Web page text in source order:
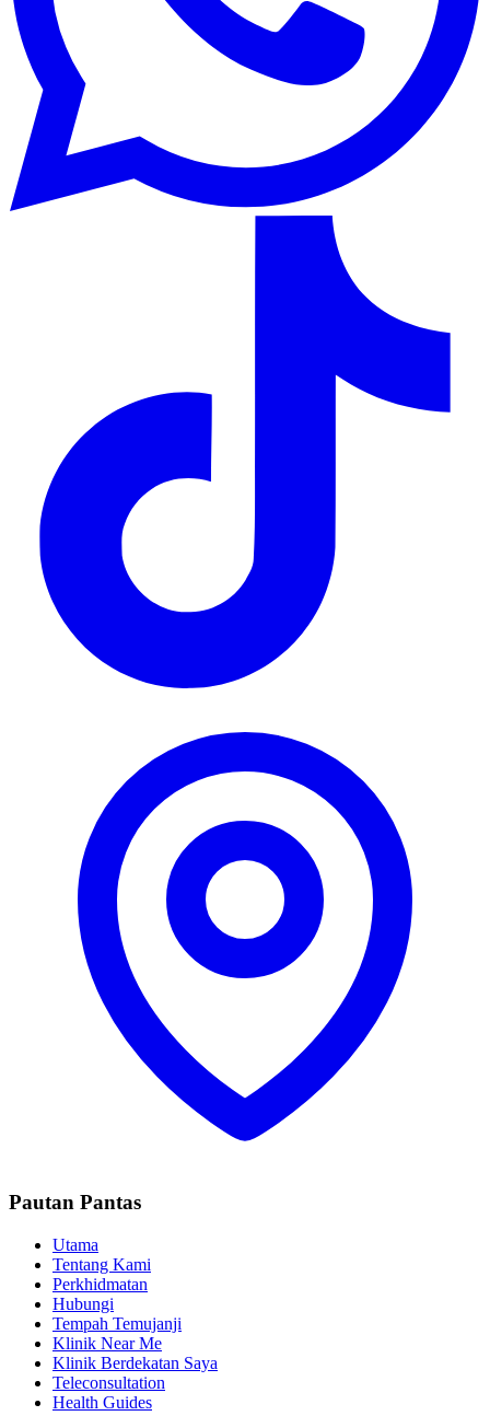
Pautan Pantas
Utama
Tentang Kami
Perkhidmatan
Hubungi
Tempah Temujanji
Klinik Near Me
Klinik Berdekatan Saya
Teleconsultation
Health Guides